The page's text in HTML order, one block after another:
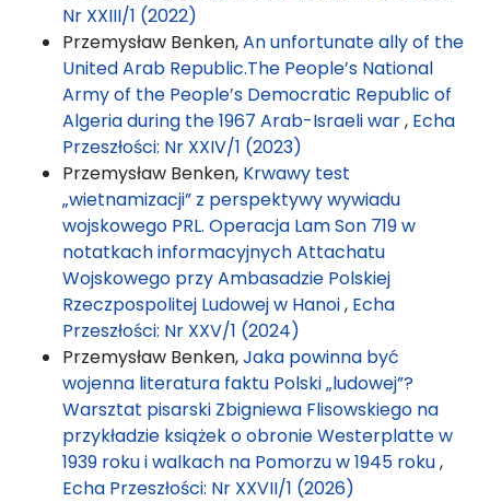
Nr XXIII/1 (2022)
Przemysław Benken,An unfortunate ally of the
United Arab Republic.The People’s National
Army of the People’s Democratic Republic of
Algeria during the 1967 Arab-Israeli war, Echa
Przeszłości: Nr XXIV/1 (2023)
Przemysław Benken, Krwawy test
„wietnamizacji” z perspektywy wywiadu
wojskowego PRL. Operacja Lam Son 719 w
notatkach informacyjnych Attachatu
Wojskowego przy Ambasadzie Polskiej
Rzeczpospolitej Ludowej w Hanoi, Echa
Przeszłości: Nr XXV/1 (2024)
Przemysław Benken,Jaka powinna być
wojenna literatura faktu Polski „ludowej”?
Warsztat pisarski Zbigniewa Flisowskiego na
przykładzie książek o obronie Westerplatte w
1939 roku i walkach na Pomorzu w 1945 roku,
Echa Przeszłości: Nr XXVII/1 (2026)